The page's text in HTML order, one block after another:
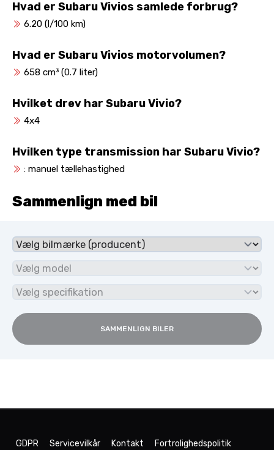
Hvad er Subaru Vivios samlede forbrug?
6.20 (l/100 km)
Hvad er Subaru Vivios motorvolumen?
658 cm³ (0.7 liter)
Hvilket drev har Subaru Vivio?
4x4
Hvilken type transmission har Subaru Vivio?
: manuel tællehastighed
Sammenlign med bil
SAMMENLIGN BILER
GDPR Servicevilkår Kontakt Fortrolighedspolitik